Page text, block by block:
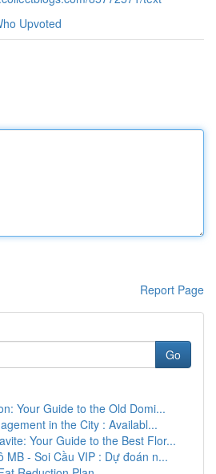
Upvoted
Report Page
Go
Your Guide to the Old Domi...
in the City : Availabl...
Your Guide to the Best Flor...
MB - Soi Cầu VIP : Dự đoán n...